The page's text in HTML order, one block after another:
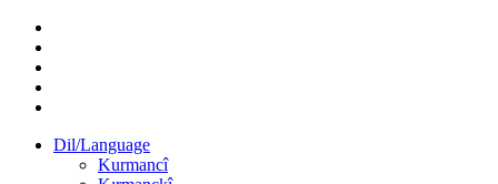
Dil/Language
Kurmancî